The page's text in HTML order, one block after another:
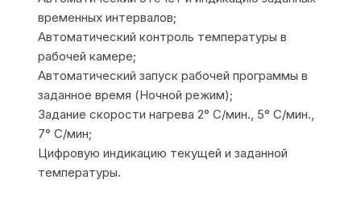
временных интервалов;
Автоматический контроль температуры в
рабочей камере;
Автоматический запуск рабочей программы в
заданное время (Ночной режим);
Задание скорости нагрева 2° С/мин., 5° С/мин.,
7° С/мин;
Цифровую индикацию текущей и заданной
температуры.